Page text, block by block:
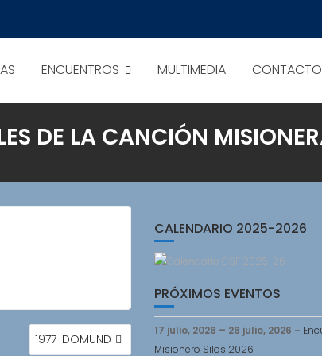
ENCUENTROS MULTIMEDIA CONTACTO
DE LA CANCIÓN
1977-DOMUND
CALENDARIO 2025-2026
PRÓXIMOS EVENTOS
17 julio, 2026 – 26 julio, 2026 –
Misionero Silos 2026